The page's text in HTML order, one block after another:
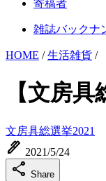
寄稿者
雑誌バックナ
HOME /生活雑貨 /
【文房
文房具総選挙2021
ink_pen 2021/5/24
share Share